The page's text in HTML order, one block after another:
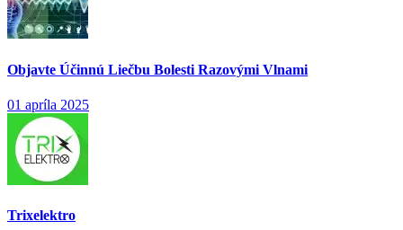
Objavte Účinnú Liečbu Bolesti Razovými Vlnami
01 apríla 2025
Trixelektro